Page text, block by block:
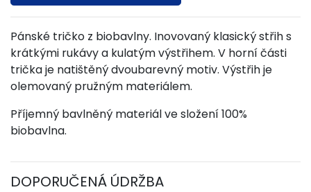
Pánské tričko z biobavlny. Inovovaný klasický střih s
krátkými rukávy a kulatým výstřihem. V horní části
trička je natištěný dvoubarevný motiv. Výstřih je
olemovaný pružným materiálem.
Příjemný bavlněný materiál ve složení 100%
biobavlna.
DOPORUČENÁ ÚDRŽBA